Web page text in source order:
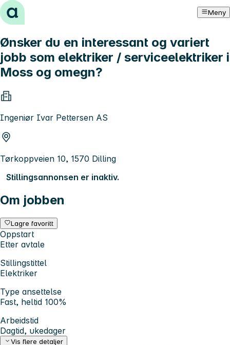
Hopp til innhold Meny
Ønsker du en interessant og variert
jobb som elektriker / serviceelektriker i
Moss og omegn?
Ingeniør Ivar Pettersen AS
Tørkoppveien 10, 1570 Dilling
Stillingsannonsen er inaktiv.
Om jobben
Lagre favoritt
Oppstart
Etter avtale
Stillingstittel
Elektriker
Type ansettelse
Fast, heltid 100%
Arbeidstid
Dagtid, ukedager
Vis flere detaljer